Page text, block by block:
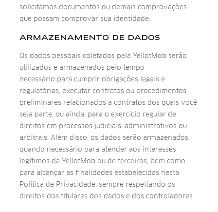
solicitamos documentos ou demais comprovações
que possam comprovar sua identidade.
ARMAZENAMENTO DE DADOS
Os dados pessoais coletados pela YellotMob serão
utilizados e armazenados pelo tempo
necessário para cumprir obrigações legais e
regulatórias, executar contratos ou procedimentos
preliminares relacionados a contratos dos quais você
seja parte, ou ainda, para o exercício regular de
direitos em processos judiciais, administrativos ou
arbitrais. Além disso, os dados serão armazenados
quando necessário para atender aos interesses
legítimos da YellotMob ou de terceiros, bem como
para alcançar as finalidades estabelecidas nesta
Política de Privacidade, sempre respeitando os
direitos dos titulares dos dados e dos controladores.